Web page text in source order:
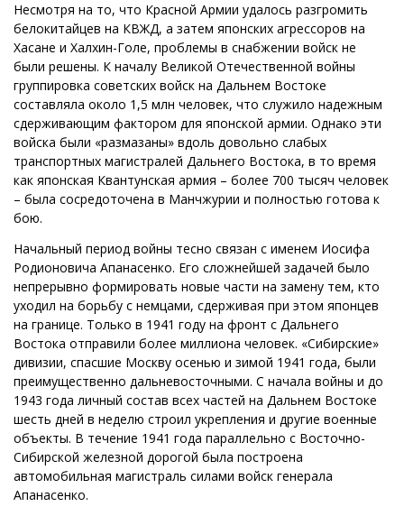
Несмотря на то, что Красной Армии удалось разгромить
белокитайцев на КВЖД, а затем японских агрессоров на
Хасане и Халхин-Голе, проблемы в снабжении войск не
были решены. К началу Великой Отечественной войны
группировка советских войск на Дальнем Востоке
составляла около 1,5 млн человек, что служило надежным
сдерживающим фактором для японской армии. Однако эти
войска были «размазаны» вдоль довольно слабых
транспортных магистралей Дальнего Востока, в то время
как японская Квантунская армия – более 700 тысяч человек
– была сосредоточена в Манчжурии и полностью готова к
бою.
Начальный период войны тесно связан с именем Иосифа
Родионовича Апанасенко. Его сложнейшей задачей было
непрерывно формировать новые части на замену тем, кто
уходил на борьбу с немцами, сдерживая при этом японцев
на границе. Только в 1941 году на фронт с Дальнего
Востока отправили более миллиона человек. «Сибирские»
дивизии, спасшие Москву осенью и зимой 1941 года, были
преимущественно дальневосточными. С начала войны и до
1943 года личный состав всех частей на Дальнем Востоке
шесть дней в неделю строил укрепления и другие военные
объекты. В течение 1941 года параллельно с Восточно-
Сибирской железной дорогой была построена
автомобильная магистраль силами войск генерала
Апанасенко.